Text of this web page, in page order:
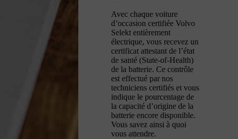
Avec chaque voiture
d’occasion certifiée Volvo
Selekt entièrement
électrique, vous recevez un
certificat attestant de l’état
de santé (State-of-Health)
de la batterie. Ce contrôle
est effectué par nos
techniciens certifiés et vous
indique le pourcentage de
la capacité d’origine de la
batterie encore disponible.
Vous savez ainsi à quoi
vous attendre.